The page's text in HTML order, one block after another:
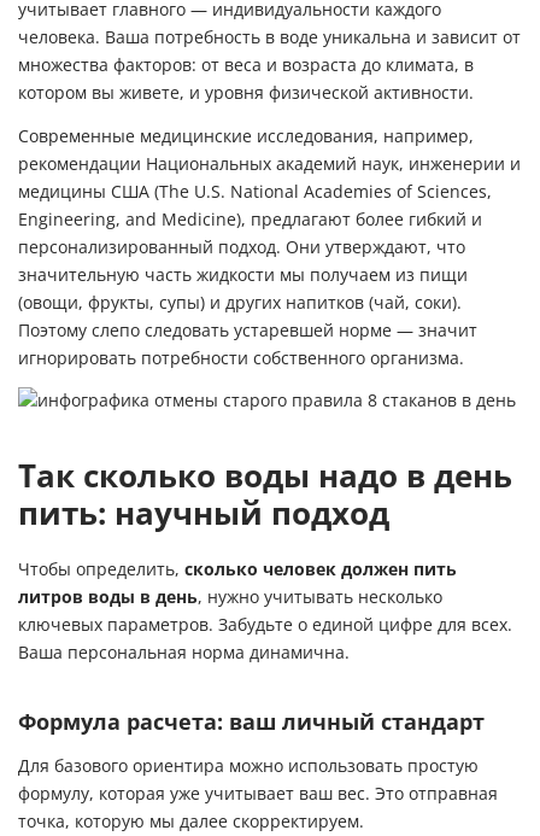
учитывает главного — индивидуальности каждого
человека. Ваша потребность в воде уникальна и зависит от
множества факторов: от веса и возраста до климата, в
котором вы живете, и уровня физической активности.
Современные медицинские исследования, например,
рекомендации Национальных академий наук, инженерии и
медицины США (The U.S. National Academies of Sciences,
Engineering, and Medicine), предлагают более гибкий и
персонализированный подход. Они утверждают, что
значительную часть жидкости мы получаем из пищи
(овощи, фрукты, супы) и других напитков (чай, соки).
Поэтому слепо следовать устаревшей норме — значит
игнорировать потребности собственного организма.
Так сколько воды надо в день
пить: научный подход
Чтобы определить, сколько человек должен пить
литров воды в день, нужно учитывать несколько
ключевых параметров. Забудьте о единой цифре для всех.
Ваша персональная норма динамична.
Формула расчета: ваш личный стандарт
Для базового ориентира можно использовать простую
формулу, которая уже учитывает ваш вес. Это отправная
точка, которую мы далее скорректируем.